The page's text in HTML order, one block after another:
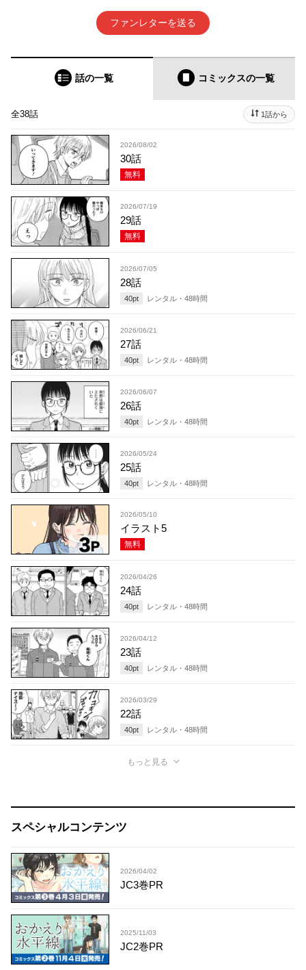
ファンレターを送る
話の一覧 コミックスの一覧
全38話 1話から
2026/08/02
30話
無料
2026/07/19
29話
無料
2026/07/05
28話
40pt レンタル・ 48時間
2026/06/21
27話
40pt レンタル・ 48時間
2026/06/07
26話
40pt レンタル・ 48時間
2026/05/24
25話
40pt レンタル・ 48時間
2026/05/10
イラスト5
無料
2026/04/26
24話
40pt レンタル・ 48時間
2026/04/12
23話
40pt レンタル・ 48時間
2026/03/29
22話
40pt レンタル・ 48時間
もっと見る
スペシャルコンテンツ
2026/04/02
JC3巻PR
2025/11/03
JC2巻PR